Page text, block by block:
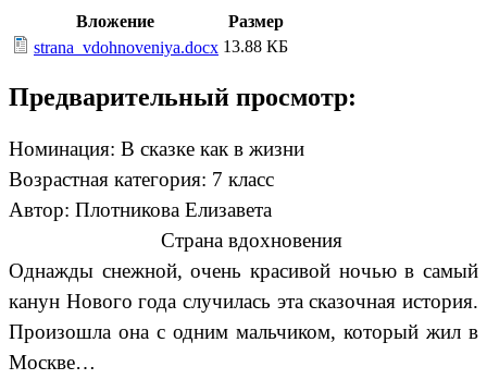
Вложение
Размер
strana_vdohnoveniya.docx 13.88 КБ
Предварительный просмотр:
Номинация: В сказке как в жизни
Возрастная категория: 7 класс
Автор: Плотникова Елизавета
Страна вдохновения
Однажды снежной, очень красивой ночью в самый
канун Нового года случилась эта сказочная история.
Произошла она с одним мальчиком, который жил в
Москве…